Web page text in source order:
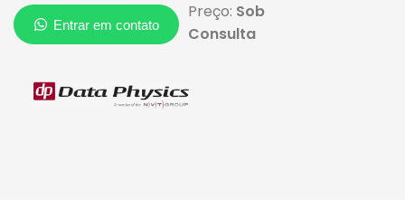
Preço: Sob
Consulta